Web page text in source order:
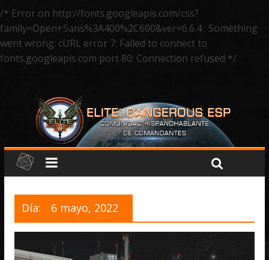
/* Error on http://fonts.googleapis.com/css?
family=Open+Sans%3A400%2C600&ver=6.6.4 : Something
went wrong: cURL error 7: Failed to connect to
fonts.googleapis.com port 80: Connection refused */
Día: 6 mayo, 2022